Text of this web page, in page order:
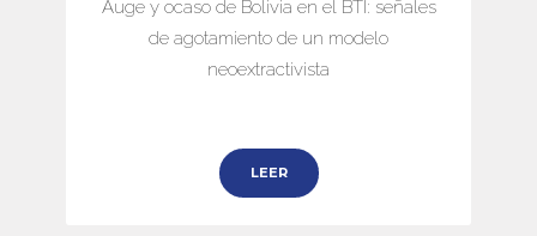
Auge y ocaso de Bolivia en el BTI: señales
de agotamiento de un modelo
neoextractivista
LEER